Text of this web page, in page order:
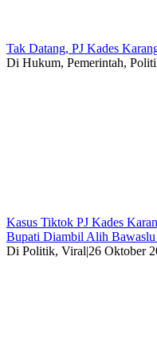
Tak Datang, PJ Kades
Di Hukum, Pemerintah,
Kasus Tiktok PJ Kades
Bupati Diambil Alih Bawaslu
Di Politik, Viral|26 Oktober